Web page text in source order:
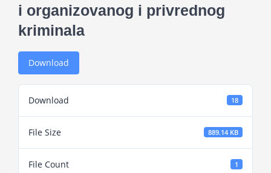
Novosti
i organizovanog i privrednog
kriminala
Download
Download 18
File Size 889.14 KB
File Count 1